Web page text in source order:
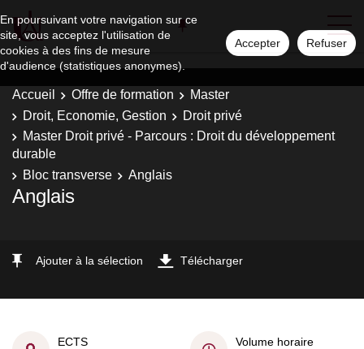
En poursuivant votre navigation sur ce
site, vous acceptez l'utilisation de
cookies à des fins de mesure
d'audience (statistiques anonymes).
Accepter Refuser
Accueil Offre de formation
Master
Droit, Economie, Gestion
Droit privé
Master Droit privé - Parcours : Droit du développement
durable
Bloc transverse
Anglais
Anglais
Ajouter à la sélection Télécharger
ECTS
Volume horaire